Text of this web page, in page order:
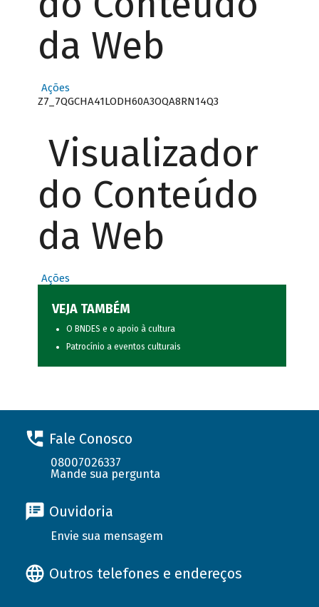
da Web
Ações
Z7_7QGCHA41LODH60A3OQA8RN14Q3
Visualizador
do Conteúdo
da Web
Ações
VEJA TAMBÉM
O BNDES e o apoio à cultura
Patrocínio a eventos culturais
Fale Conosco
08007026337
Mande sua pergunta
Ouvidoria
Envie sua mensagem
Outros telefones e endereços